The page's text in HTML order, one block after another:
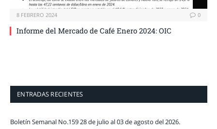
8 FEBRERO 2024 0
Informe del Mercado de Café Enero 2024: OIC
ENTRADAS RECIENTES
Boletín Semanal No.159 28 de julio al 03 de agosto del 2026.